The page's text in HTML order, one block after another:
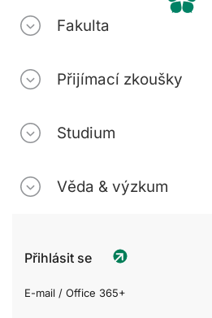
Fakulta
Přijímací zkoušky
Studium
Věda & výzkum
Přihlásit se
E-mail / Office 365+